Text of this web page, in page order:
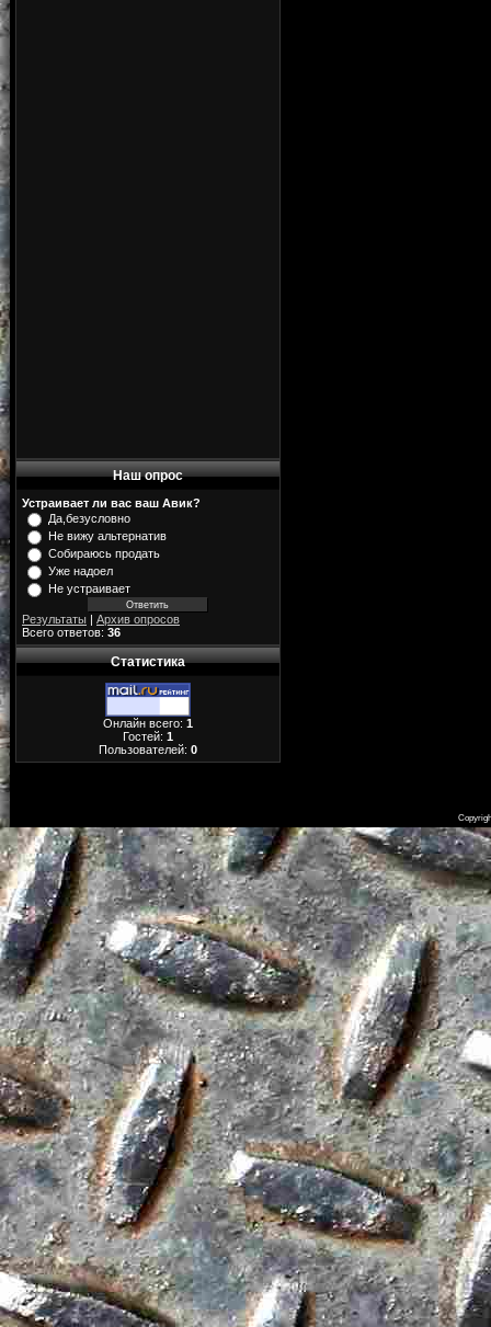
Наш опрос
Устраивает ли вас ваш Авик?
Да,безусловно
Не вижу альтернатив
Собираюсь продать
Уже надоел
Не устраивает
Результаты | Архив опросов
Всего ответов: 36
Статистика
Онлайн всего: 1
Гостей: 1
Пользователей: 0